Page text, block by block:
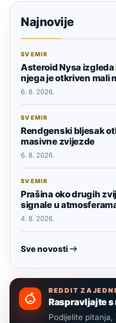
Najnovije
SVEMIR
Asteroid Nysa izgleda
njega je otkriven mali
6. 8. 2026.
SVEMIR
Rendgenski bljesak
masivne zvijezde
6. 8. 2026.
SVEMIR
Prašina oko drugih
signale u
4. 8. 2026.
Sve novosti
REDDIT
Raspravljajte
Podijelite pitanja,